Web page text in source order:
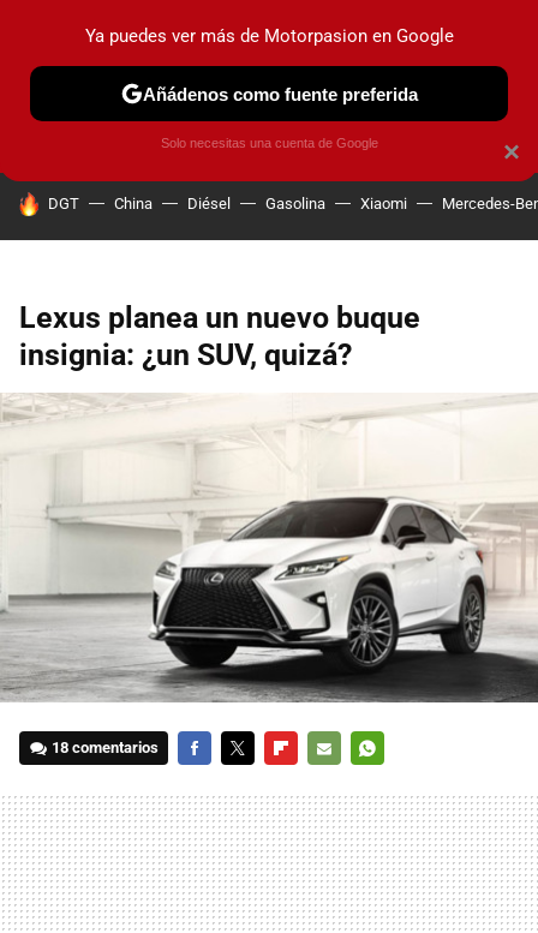
PRUEBAS COCHES ELÉCTRICOS OBSERVATORIO
HOY SE HABLA DE
DGT China Diésel Gasolina Xiaomi Mercedes-
Lexus planea un nuevo buque
insignia: ¿un SUV, quizá?
18 comentarios
MAIL
×
Ya puedes ver más de Motorpasion en Google
Añádenos como fuente preferida
Solo necesitas una cuenta de Google